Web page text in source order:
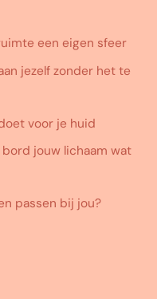
een eigen sfeer
jezelf zonder het te
voor je huid
jouw lichaam wat
passen bij jou?